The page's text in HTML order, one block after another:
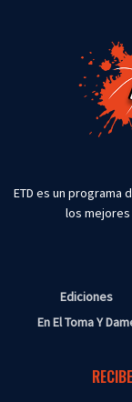
ETD es un programa
los
Ediciones
En El Toma Y